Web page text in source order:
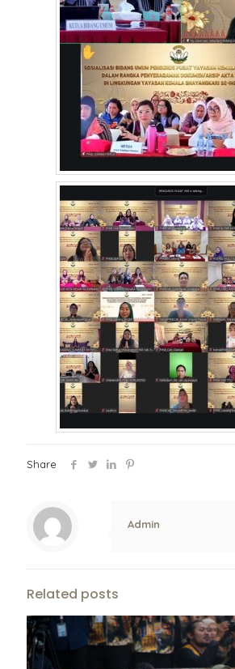
Share
Admin
Related posts